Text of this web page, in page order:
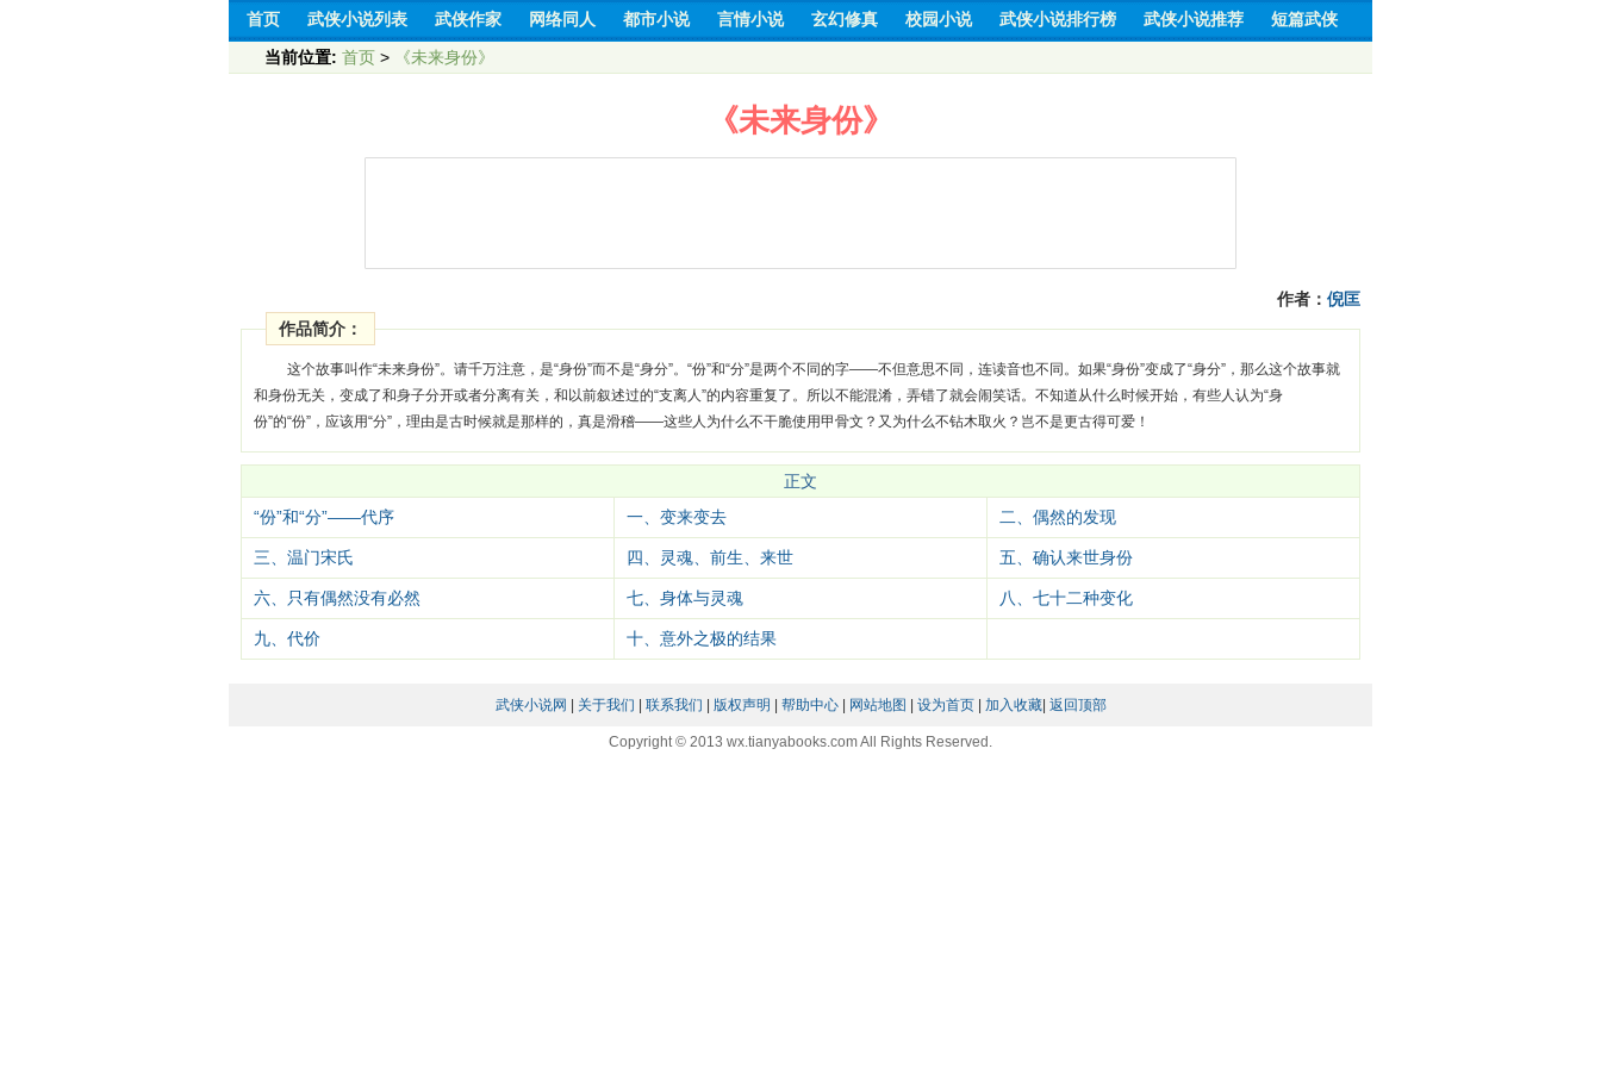
首页 武侠小说列表 武侠作家 网络同人 都市小说 言情小说 玄幻修真 校园小说 武侠小说排行榜 武侠小说推荐 短篇武侠
当前位置: 首页 > 《未来身份》
《未来身份》
作者： 倪匡
作品简介：
这个故事叫作“未来身份”。请千万注意，是“身份”而不是“身分”。“份”和“分”是两个不同的字——不但意思不同，连读音也不同。如果“身份”变成了“身分”，那么这个故事就
和身份无关，变成了和身子分开或者分离有关，和以前叙述过的“支离人”的内容重复了。所以不能混淆，弄错了就会闹笑话。不知道从什么时候开始，有些人认为“身
份”的“份”，应该用“分”，理由是古时候就是那样的，真是滑稽——这些人为什么不干脆使用甲骨文？又为什么不钻木取火？岂不是更古得可爱！
正文
“份”和“分”——代序
一、变来变去 二、偶然的发现
三、温门宋氏 四、灵魂、前生、来世 五、确认来世身份
六、只有偶然没有必然 七、身体与灵魂 八、七十二种变化
九、代价 十、意外之极的结果
武侠小说网 关于我们 联系我们 版权声明 帮助中心| 网站地图 设为首页| 加入收藏| 返回顶部
Copyright © 2013 wx.tianyabooks.com All Rights Reserved.